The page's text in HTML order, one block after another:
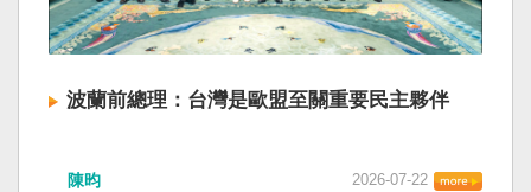
波蘭前總理：台灣是歐盟至關重要民主夥伴
陳昀 2026-07-22